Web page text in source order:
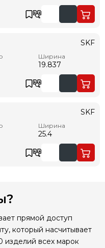
Ширина
19.837
SKF
Ширина
25.4
SKF
прямой доступ
который насчитывает
всех марок